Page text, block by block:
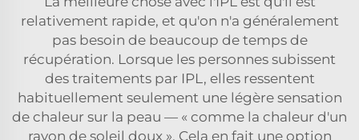
relativement rapide, et qu'on n'a généralement
pas besoin de beaucoup de temps de
récupération. Lorsque les personnes subissent
des traitements par IPL, elles ressentent
habituellement seulement une légère sensation
de chaleur sur la peau — « comme la chaleur d'un
rayon de soleil doux ». Cela en fait une option